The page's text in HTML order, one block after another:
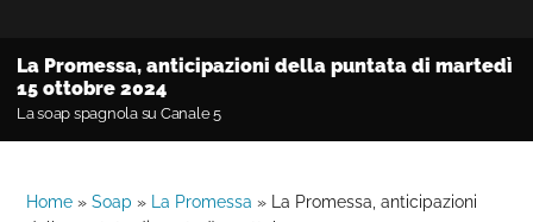
La Promessa, anticipazioni della puntata di martedì
15 ottobre 2024
La soap spagnola su Canale 5
Home »Soap » La Promessa »
La Promessa, anticipazioni